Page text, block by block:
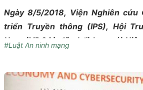
Ngày 8/5/2018, Viện Nghiên cứu
triển Truyền thông (IPS), Hội
Nam (VDCA) đã phối hợp với
của các bên liên quan tại Việt
#Luật An ninh mạng